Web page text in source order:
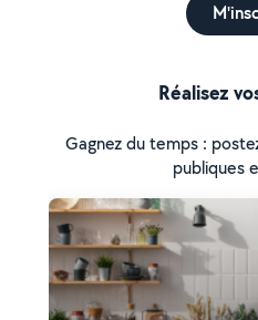
Réalisez
Gagnez du temps :
publiques